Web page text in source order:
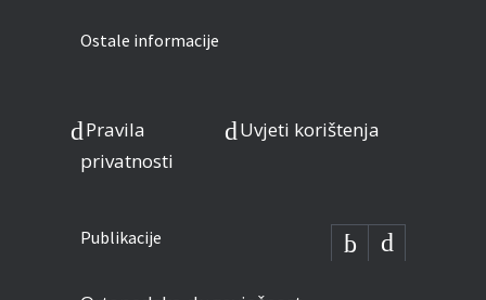
Ostale informacije
Pravila
privatnosti
Uvjeti korištenja
Publikacije